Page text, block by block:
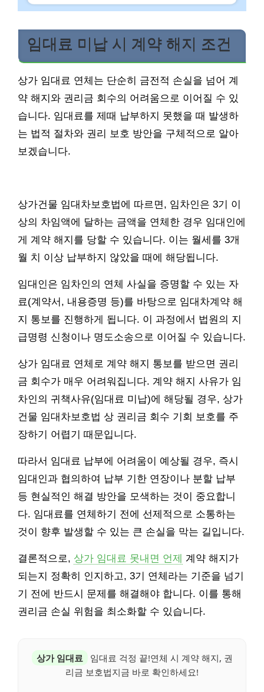
임대료 미납 시 계약 해지 조건
상가 임대료 연체는 단순히 금전적 손실을 넘어 계
약 해지와 권리금 회수의 어려움으로 이어질 수 있
습니다. 임대료를 제때 납부하지 못했을 때 발생하
는 법적 절차와 권리 보호 방안을 구체적으로 알아
보겠습니다.
상가건물 임대차보호법에 따르면, 임차인은 3기 이
상의 차임액에 달하는 금액을 연체한 경우 임대인에
게 계약 해지를 당할 수 있습니다. 이는 월세를 3개
월 치 이상 납부하지 않았을 때에 해당됩니다.
임대인은 임차인의 연체 사실을 증명할 수 있는 자
료(계약서, 내용증명 등)를 바탕으로 임대차계약 해
지 통보를 진행하게 됩니다. 이 과정에서 법원의 지
급명령 신청이나 명도소송으로 이어질 수 있습니다.
상가 임대료 연체로 계약 해지 통보를 받으면 권리
금 회수가 매우 어려워집니다. 계약 해지 사유가 임
차인의 귀책사유(임대료 미납)에 해당될 경우, 상가
건물 임대차보호법 상 권리금 회수 기회 보호를 주
장하기 어렵기 때문입니다.
따라서 임대료 납부에 어려움이 예상될 경우, 즉시
임대인과 협의하여 납부 기한 연장이나 분할 납부
등 현실적인 해결 방안을 모색하는 것이 중요합니
다. 임대료를 연체하기 전에 선제적으로 소통하는
것이 향후 발생할 수 있는 큰 손실을 막는 길입니다.
결론적으로, 상가 임대료 못내면 언제 계약 해지가
되는지 정확히 인지하고, 3기 연체라는 기준을 넘기
기 전에 반드시 문제를 해결해야 합니다. 이를 통해
권리금 손실 위험을 최소화할 수 있습니다.
상가 임대료
임대료 걱정 끝!연체 시 계약 해지, 권
리금 보호법지금 바로 확인하세요!